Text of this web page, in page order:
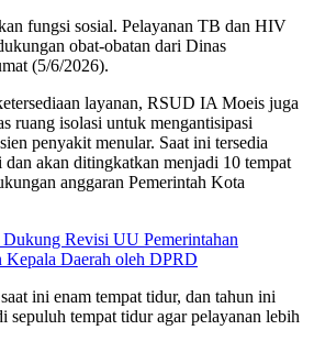
fungsi sosial. Pelayanan TB dan HIV
obat-obatan dari Dinas
(5/6/2026).
layanan, RSUD IA Moeis juga
ruang isolasi untuk mengantisipasi
penyakit menular. Saat ini tersedia
dan akan ditingkatkan menjadi 10 tempat
anggaran Pemerintah Kota
Dukung Revisi UU Pemerintahan
Kepala Daerah oleh DPRD
ini enam tempat tidur, dan tahun ini
sepuluh tempat tidur agar pelayanan lebih